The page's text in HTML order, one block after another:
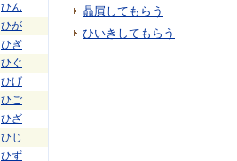
ひん
ひが
ひぎ
ひぐ
ひげ
ひご
ひざ
ひじ
ひず
贔屓してもらう
ひいきしてもらう